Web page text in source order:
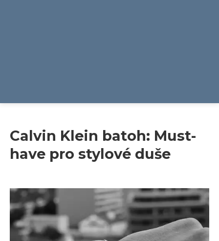
Calvin Klein batoh: Must-
have pro stylové duše